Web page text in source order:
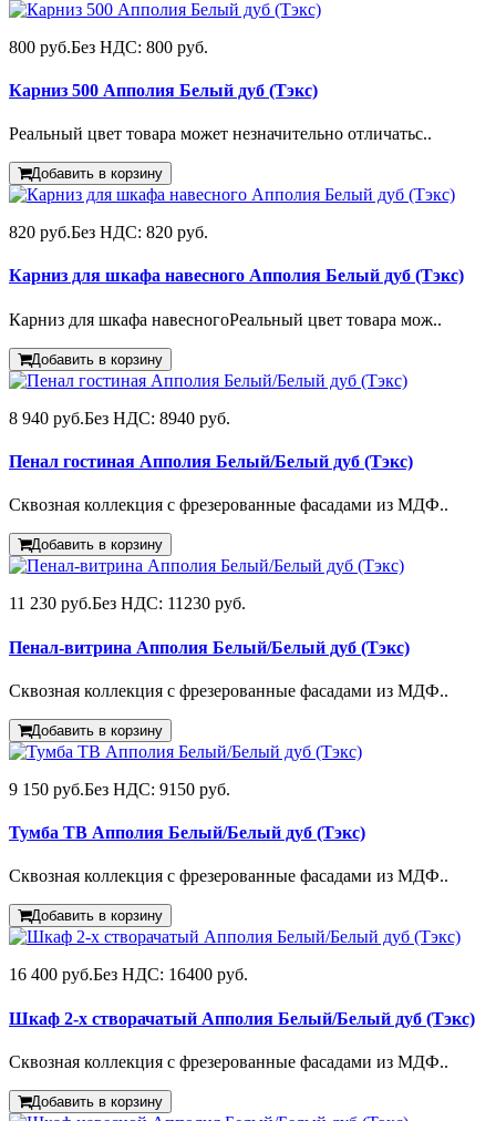
800 руб.Без НДС: 800 руб.
Карниз 500 Апполия Белый дуб (Тэкс)
Реальный цвет товара может незначительно отличатьс..
Добавить в корзину
820 руб.Без НДС: 820 руб.
Карниз для шкафа навесного Апполия Белый дуб (Тэкс)
Карниз для шкафа навесногоРеальный цвет товара мож..
Добавить в корзину
8 940 руб.Без НДС: 8940 руб.
Пенал гостиная Апполия Белый/Белый дуб (Тэкс)
Сквозная коллекция с фрезерованные фасадами из МДФ..
Добавить в корзину
11 230 руб.Без НДС: 11230 руб.
Пенал-витрина Апполия Белый/Белый дуб (Тэкс)
Сквозная коллекция с фрезерованные фасадами из МДФ..
Добавить в корзину
9 150 руб.Без НДС: 9150 руб.
Тумба ТВ Апполия Белый/Белый дуб (Тэкс)
Сквозная коллекция с фрезерованные фасадами из МДФ..
Добавить в корзину
16 400 руб.Без НДС: 16400 руб.
Шкаф 2-х створачатый Апполия Белый/Белый дуб (Тэкс)
Сквозная коллекция с фрезерованные фасадами из МДФ..
Добавить в корзину